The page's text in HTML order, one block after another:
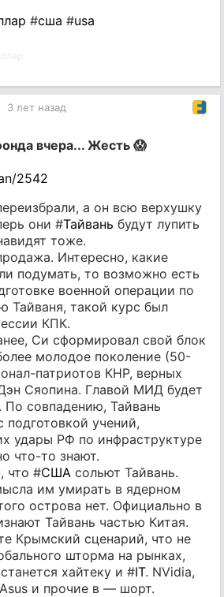
#сша #usa
3 лет назад
вчера... Жесть 😱
2542
а он всю верхушку
они #Тайвань будут лупить
тоже.
Интересно, какие
подумать, то возможно есть
военной операции по
Тайваня, такой курс был
КПК.
Си сформировал свой блок
молодое поколение (50-
патриотов КНР, верных
Сяопина. Главой МИД будет
По совпадению, Тайвань
подготовкой учений,
удары РФ по инфраструктуре
что-то знают.
что #США сольют Тайвань.
им умирать в ядерном
острова нет. Официально в
Тайвань частью Китая.
Крымский сценарий, что не
шторма на рынках,
хайтеку и #IT. NVidia,
и прочие в — шорт.